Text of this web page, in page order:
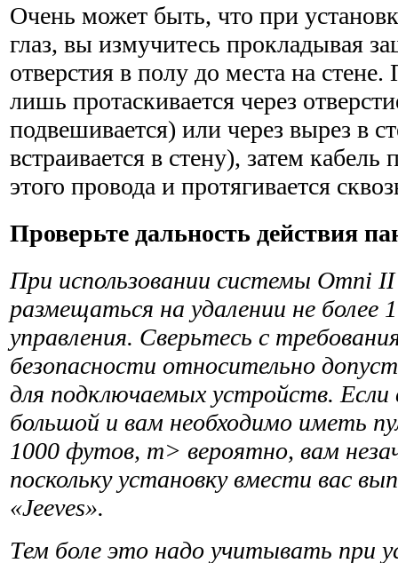
Очень может быть, что при
глаз, вы измучитесь прокладывая
отверстия в полу до места на
лишь протаскивается через
подвеши­вается) или через вырез в
встраивается в стену), затем
этого провода и протягивается
Проверьте дальность действия
При использовании системы Omni
размещаться на уда­лении не более
управления. Сверьтесь с
безопасности относительно
для подключаемых устройств.
большой и вам необходимо иметь
1000 футов, т> вероятно, вам
поскольку установку вмести вас
«Jeeves».
Тем боле это надо учитывать при